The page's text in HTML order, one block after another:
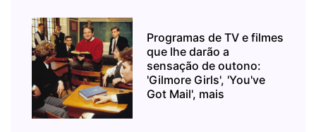
Programas de TV e filmes
que lhe darão a
sensação de outono:
'Gilmore Girls', 'You've
Got Mail', mais